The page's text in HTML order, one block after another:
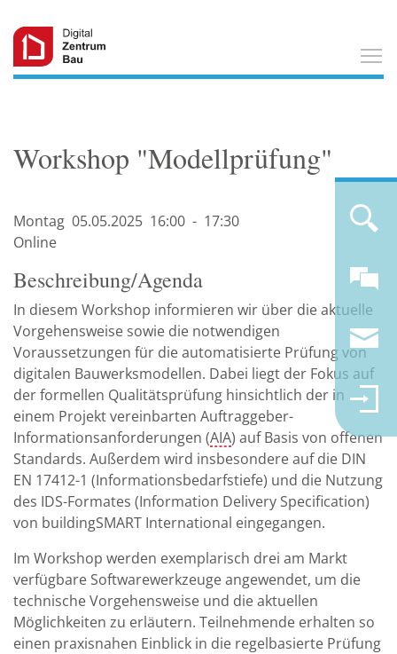
Workshop "Modellprüfung"
Montag 05.05.2025 16:00 - 17:30
Online
Beschreibung/Agenda
In diesem Workshop informieren wir über die aktuelle
Vorgehensweise sowie die notwendigen
Voraussetzungen für die automatisierte Prüfung von
digitalen Bauwerksmodellen. Dabei liegt der Fokus auf
der formellen Qualitätsprüfung hinsichtlich der in
einem Projekt vereinbarten Auftraggeber-
Informationsanforderungen (AIA) auf Basis von offenen
Standards. Außerdem wird insbesondere auf die DIN
EN 17412-1 (Informationsbedarfstiefe) und die Nutzung
des IDS-Formates (Information Delivery Specification)
von buildingSMART International eingegangen.
Im Workshop werden exemplarisch drei am Markt
verfügbare Softwarewerkzeuge angewendet, um die
technische Vorgehensweise und die aktuellen
Möglichkeiten zu erläutern. Teilnehmende erhalten so
einen praxisnahen Einblick in die regelbasierte Prüfung